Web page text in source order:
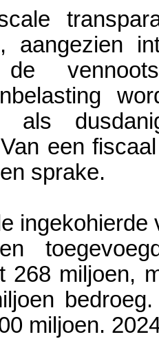
aangezien
als
een
sprake.
268 miljoen,
miljoen.